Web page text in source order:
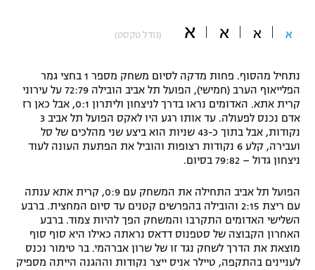
משתתפים וזוכים בפרסים
תקנון משתתפים וזוכים בפרסים
תקנון עבור פעילות אלקטרה
תקנון עבור פעילות ספורט 1 – "מרלן"
טניס
גיימינג E-Sports
מדיניות פרטיות
תקנון פעילות ספורט 1
ספורט מוטורי
פוטבול אמריקאי NFL
בייסבול MLB
ספורט אתגרי ואקסטרים
אומנויות לחימה
גיימינג E-Sports
א א א א (גודל טקסט)
נתחיל מהסוף. פחות מדקה לסיום משחק מספר 1 בחצי גמר
הפלייאוף הערב (חמישי), הפועל תל אביב הובילה 72:79 על עירוני
קרית אתא. האדומים נראו בדרך לניצחון וליתרון 0:1, אבל כאן רז
אדם נכנס לפעולה. עד אותו רגע היו לאקס הפועל תל אביב 3
נקודות, אבל בתוך כ-43 שניות הוא ביצע שני מהלכים של סל
ועבירה, קלע 6 נקודות רצופות והוביל את הפתעת העונה לעוד
ניצחון גדול – 79:82 בסיום.
הפועל תל אביב התחילה את המשחק עם 0:9, קרית אתא ענתה
עם ריצת 2:15 והובילה בהפרשים קטנים עד סיום המחצית. ברבע
השלישי האדומים התקרבו והמשחק הפך להיות צמוד. ברבע
האחרון הקבוצה של סטפנוס דדאס נראתה כאילו היא סוף סוף
מוצאת את הדרך לשחק נגד זו של שרון אברהמי. בר טימור נכנס
לעניינים בהתקפה, טיילר אניס ייצר נקודות וההגנה הייתה מספיק